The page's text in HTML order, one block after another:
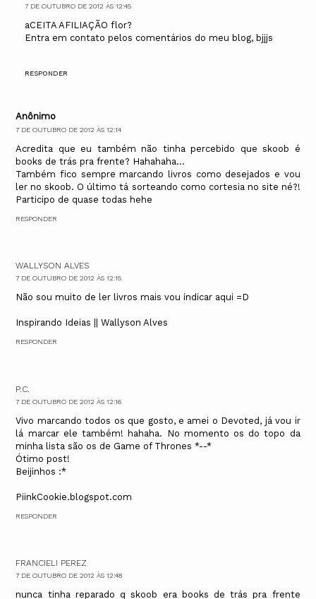
7 DE OUTUBRO DE 2012 ÀS 12:45
aCEITA AFILIAÇÃO flor?
Entra em contato pelos comentários do meu blog, bjjjs
RESPONDER
Anônimo
7 DE OUTUBRO DE 2012 ÀS 12:14
Acredita que eu também não tinha percebido que skoob é
books de trás pra frente? Hahahaha...
Também fico sempre marcando livros como desejados e vou
ler no skoob. O último tá sorteando como cortesia no site né?!
Participo de quase todas hehe
RESPONDER
WALLYSON ALVES
7 DE OUTUBRO DE 2012 ÀS 12:15
Não sou muito de ler livros mais vou indicar aqui =D
Inspirando Ideias || Wallyson Alves
RESPONDER
P.C.
7 DE OUTUBRO DE 2012 ÀS 12:16
Vivo marcando todos os que gosto, e amei o Devoted, já vou ir
lá marcar ele também! hahaha. No momento os do topo da
minha lista são os de Game of Thrones *--*
Ótimo post!
Beijinhos :*
PiinkCookie.blogspot.com
RESPONDER
FRANCIELI PEREZ
7 DE OUTUBRO DE 2012 ÀS 12:48
nunca tinha reparado q skoob era books de trás pra frente